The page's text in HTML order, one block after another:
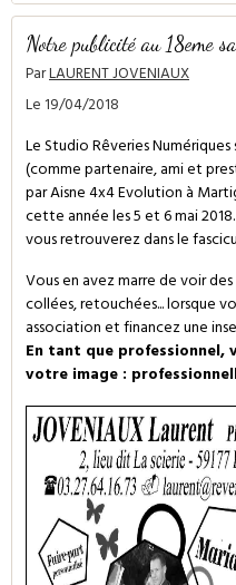
Notre publicité au 18eme
ParLAURENT JOVENIAUX
Le 19/04/2018
Le Studio Rêveries
(comme partenaire, ami et
par Aisne 4x4 Evolution à
cette année les 5 et 6 mai
vous retrouverez dans le
Vous en avez marre de voir
collées, retouchées... lorsque
association et financez une
En tant que
votre image :